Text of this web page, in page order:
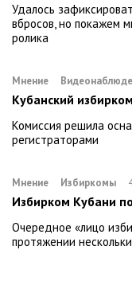
Удалось
вбросов, но покажем
ролика
Мнение
Кубанский
Комиссия решила
регистраторами
Мнение Избиркомы
Избирком Кубани
Очередное «лицо
протяжении